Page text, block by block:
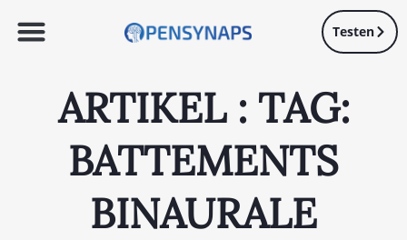
Testen
ARTIKEL : TAG:
BATTEMENTS
BINAURALE